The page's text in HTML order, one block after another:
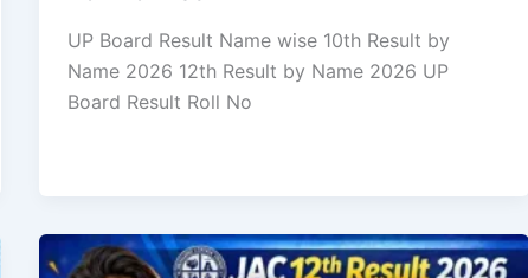
UP Board Result Name wise 10th Result by
Name 2026 12th Result by Name 2026 UP
Board Result Roll No